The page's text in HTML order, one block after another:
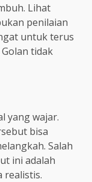
Lihat
penilaian
untuk terus
tidak
yang wajar.
bisa
Salah
ini adalah
realistis.